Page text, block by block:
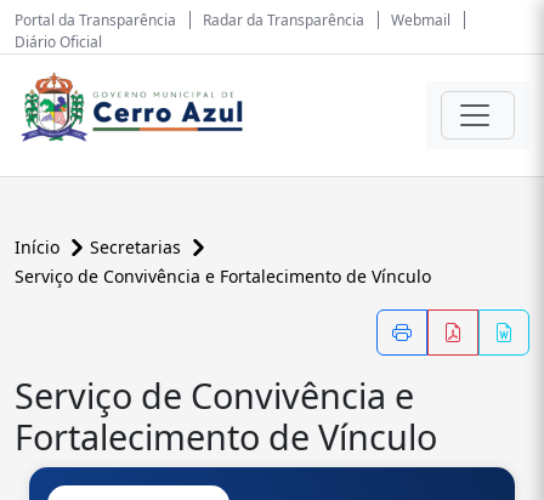
Portal da Transparência Radar da Transparência
Webmail
Diário Oficial
Início
Secretarias
Serviço de Convivência e Fortalecimento de Vínculo
Serviço de Convivência e
Fortalecimento de Vínculo